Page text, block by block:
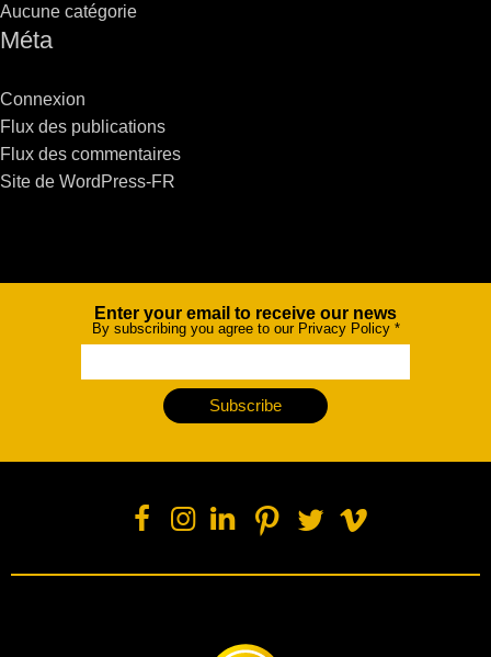
Aucune catégorie
Méta
Connexion
Flux des publications
Flux des commentaires
Site de WordPress-FR
NewsletterEnter your email to receive our news
By subscribing you agree to our Privacy Policy *
Subscribe